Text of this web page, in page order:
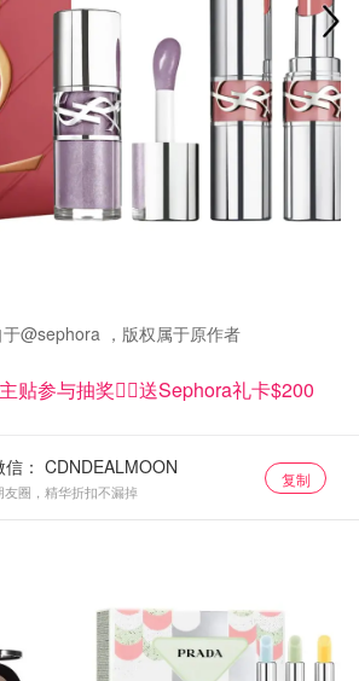
@sephora ，版权属于原作者
贴参与抽奖👇🏻送Sephora礼卡$200
：
友圈，精华折扣不漏掉
复制